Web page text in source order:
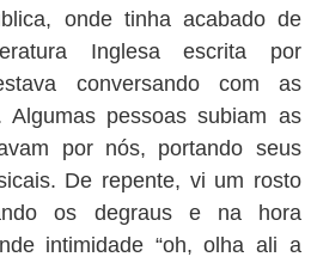
onde tinha acabado de
Inglesa escrita por
conversando com as
Algumas pessoas subiam as
por nós, portando seus
De repente, vi um rosto
os degraus e na hora
intimidade “oh, olha ali a